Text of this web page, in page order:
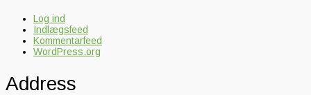
Log ind
Indlægsfeed
Kommentarfeed
WordPress.org
Address